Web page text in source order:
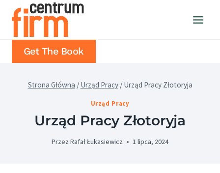
Przejdź
Get The Book
Strona Główna / Urząd Pracy / Urząd Pracy Złotoryja
Urząd Pracy
Urząd Pracy Złotoryja
Przez Rafał Łukasiewicz 1 lipca, 2024